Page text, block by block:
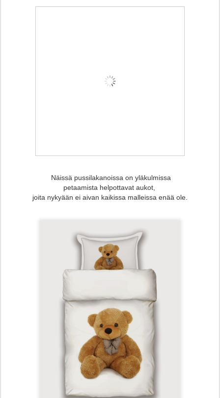
Näissä pussilakanoissa on yläkulmissa
petaamista helpottavat aukot,
joita nykyään ei aivan kaikissa malleissa enää ole.